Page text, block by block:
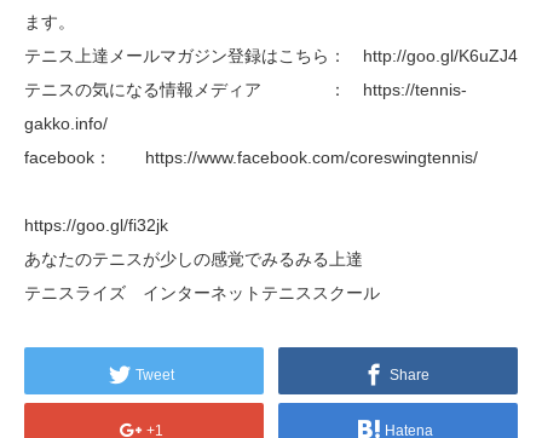
ます。
テニス上達メールマガジン登録はこちら： http://goo.gl/K6uZJ4
テニスの気になる情報メディア ： https://tennis-
gakko.info/
facebook： https://www.facebook.com/coreswingtennis/
https://goo.gl/fi32jk
あなたのテニスが少しの感覚でみるみる上達
テニスライズ インターネットテニススクール
Tweet Share
+1 Hatena